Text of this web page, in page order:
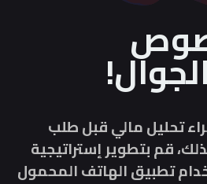
تحليل مالي قبل طلب
قم بتطوير إستراتيجية
تطبيق الهاتف المحمول